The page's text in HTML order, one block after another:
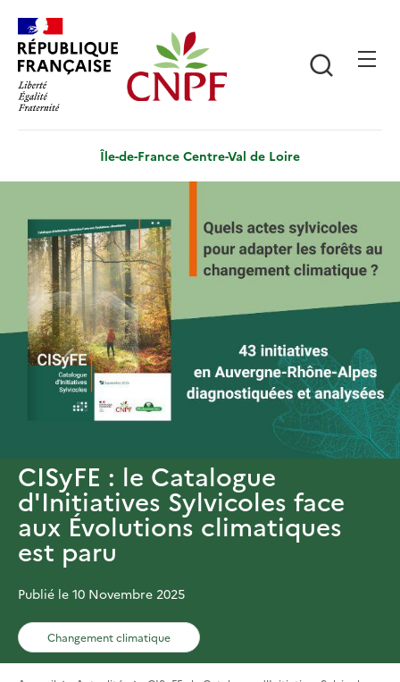
contenu
principal
Île-de-France Centre-Val de Loire
CISyFE : le Catalogue
d'Initiatives Sylvicoles face
aux Évolutions climatiques
est paru
Publié le 10 Novembre 2025
Changement climatique